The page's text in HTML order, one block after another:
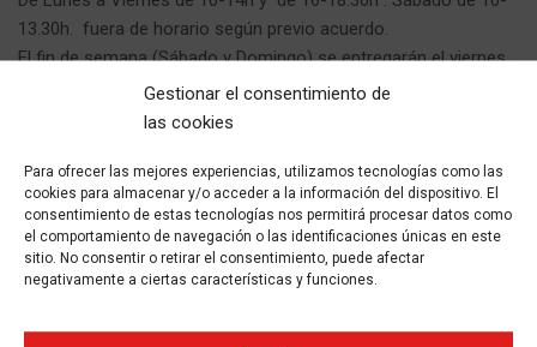
Gestionar el consentimiento de
las cookies
Para ofrecer las mejores experiencias, utilizamos tecnologías como las
cookies para almacenar y/o acceder a la información del dispositivo. El
consentimiento de estas tecnologías nos permitirá procesar datos como
el comportamiento de navegación o las identificaciones únicas en este
sitio. No consentir o retirar el consentimiento, puede afectar
negativamente a ciertas características y funciones.
13.30h. fuera de horario según previo acuerdo.
El fin de semana (Sábado y Domingo) se entregarán el viernes
de 16:00 a 19:00 y se devolverán el lunes antes de las 10 de la
Si buscas equipación alquiler motos Harley-Davidson pincha
aqui:
Moto equivalente